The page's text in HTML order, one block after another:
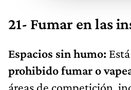
21- Fumar en las
Espacios sin humo:
prohibido fumar o
áreas de competición,